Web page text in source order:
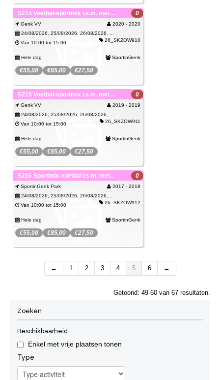
Spijtig, deze activiteit kan je niet meer
boeken.
Je kan je wel inschrijven op de wachtlijst.
SportinGenk Park
S214 Voetbal-sportmix i.s.m. met ... 0
Genk VV
2020 - 2020
24/08/2026, 25/08/2026, 26/08/2026, ...
26_SKZOW910
Van 10:00 tot 15:00
Hele dag SportinGenk
€55,00 €85,00 €27,50
Spijtig, deze activiteit kan je niet meer
boeken.
Je kan je wel inschrijven op de wachtlijst.
Genker VV
S215 Voetbal-sportmix i.s.m. met ... 0
Genk VV
2019 - 2019
24/08/2026, 25/08/2026, 26/08/2026, ...
26_SKZOW911
Van 10:00 tot 15:00
Hele dag SportinGenk
€55,00 €85,00 €27,50
Spijtig, deze activiteit kan je niet meer
boeken.
Je kan je wel inschrijven op de wachtlijst.
Genker VV
S216 Sportmix-voetbal i.s.m. met... 0
SportinGenk Park
2017 - 2018
24/08/2026, 25/08/2026, 26/08/2026, ...
26_SKZOW912
Van 10:00 tot 15:00
Hele dag SportinGenk
€55,00 €85,00 €27,50
Je kan je wel inschrijven op de wachtlijst.
Wachtlijst
← 1 2 3 4 5 6 →
Getoond: 49-60 van 67 resultaten.
Zoeken
Beschikbaarheid
Enkel met vrije plaatsen tonen
Type